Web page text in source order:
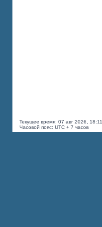
Текущее время: 07 авг 2026, 18:11
Часовой пояс: UTC + 7 часов